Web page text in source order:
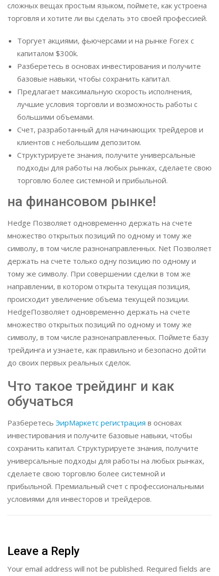
сложных вещах простым языком, поймете, как устроена
торговля и хотите ли вы сделать это своей профессией.
Торгует акциями, фьючерсами и на рынке Forex с
капиталом $300k.
Разберетесь в основах инвестирования и получите
базовые навыки, чтобы сохранить капитал.
Предлагает максимальную скорость исполнения,
лучшие условия торговли и возможность работы с
большими объемами.
Счет, разработанный для начинающих трейдеров и
клиентов с небольшим депозитом.
Структурируете знания, получите универсальные
подходы для работы на любых рынках, сделаете свою
торговлю более системной и прибыльной.
на финансовом рынке!
Hedge Позволяет одновременно держать на счете
множество открытых позиций по одному и тому же
символу, в том числе разнонаправленных. Net Позволяет
держать на счете только одну позицию по одному и
тому же символу. При совершении сделки в том же
направлении, в котором открыта текущая позиция,
происходит увеличение объема текущей позиции.
HedgeПозволяет одновременно держать на счете
множество открытых позиций по одному и тому же
символу, в том числе разнонаправленных. Поймете базу
трейдинга и узнаете, как правильно и безопасно дойти
до своих первых реальных сделок.
Что такое трейдинг и как
обучаться
Разберетесь ЭирМаркетс регистрация в основах
инвестирования и получите базовые навыки, чтобы
сохранить капитал. Структурируете знания, получите
универсальные подходы для работы на любых рынках,
сделаете свою торговлю более системной и
прибыльной. Премиальный cчет с профессиональными
условиями для инвесторов и трейдеров.
Leave a Reply
Your email address will not be published. Required fields are